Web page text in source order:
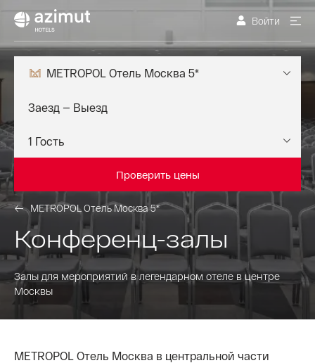
Войти
METROPOL Отель Москва 5*
Проверить цены
METROPOL Отель Москва 5*
Конференц-залы
Залы для мероприятий в легендарном отеле в центре
Москвы
METROPOL Отель Москва в центральной части